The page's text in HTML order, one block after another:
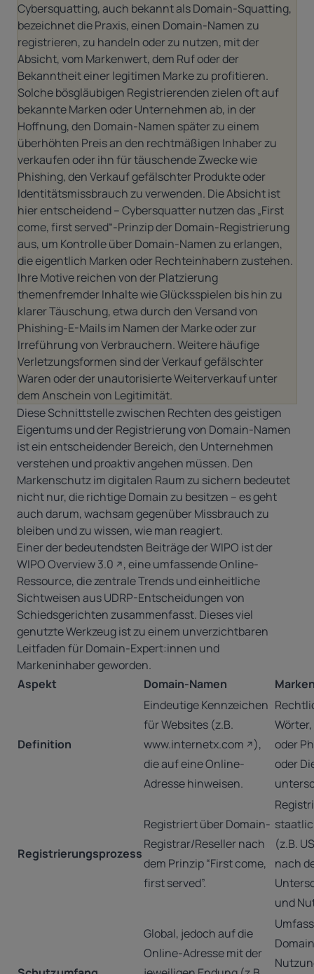
Cybersquatting, auch bekannt als Domain-Squatting,
bezeichnet die Praxis, einen Domain-Namen zu
registrieren, zu handeln oder zu nutzen, mit der
Absicht, vom Markenwert, dem Ruf oder der
Bekanntheit einer legitimen Marke zu profitieren.
Solche bösgläubigen Registrierenden zielen oft auf
bekannte Marken oder Unternehmen ab, in der
Hoffnung, den Domain-Namen später zu einem
überhöhten Preis an den rechtmäßigen Inhaber zu
verkaufen oder ihn für täuschende Zwecke wie
Phishing, den Verkauf gefälschter Produkte oder
Identitätsmissbrauch zu verwenden. Die Absicht ist
hier entscheidend – Cybersquatter nutzen das „First
come, first served“-Prinzip der Domain-Registrierung
aus, um Kontrolle über Domain-Namen zu erlangen,
die eigentlich Marken oder Rechteinhabern zustehen.
Ihre Motive reichen von der Platzierung
themenfremder Inhalte wie Glücksspielen bis hin zu
klarer Täuschung, etwa durch den Versand von
Phishing-E-Mails im Namen der Marke oder zur
Irreführung von Verbrauchern. Weitere häufige
Verletzungsformen sind der Verkauf gefälschter
Waren oder der unautorisierte Weiterverkauf unter
dem Anschein von Legitimität.
Diese Schnittstelle zwischen Rechten des geistigen
Eigentums und der Registrierung von Domain-Namen
ist ein entscheidender Bereich, den Unternehmen
verstehen und proaktiv angehen müssen. Den
Markenschutz im digitalen Raum zu sichern bedeutet
nicht nur, die richtige Domain zu besitzen – es geht
auch darum, wachsam gegenüber Missbrauch zu
bleiben und zu wissen, wie man reagiert.
Einer der bedeutendsten Beiträge der WIPO ist der
WIPO Overview 3.0
, eine umfassende Online-
Ressource, die zentrale Trends und einheitliche
Sichtweisen aus UDRP-Entscheidungen von
Schiedsgerichten zusammenfasst. Dieses viel
genutzte Werkzeug ist zu einem unverzichtbaren
Leitfaden für Domain-Expert:innen und
Markeninhaber geworden.
Aspekt
Domain-Namen
Definition
Eindeutige Kennzeichen
für Websites (z.B.
www.internetx.com
),
die auf eine Online-
Adresse hinweisen.
oder
oder
Registrierungsprozess
Registriert über Domain-
Registrar/Reseller nach
dem Prinzip “First come,
first served”.
(z.B.
nach
und
Global, jedoch auf die
Online-Adresse mit der